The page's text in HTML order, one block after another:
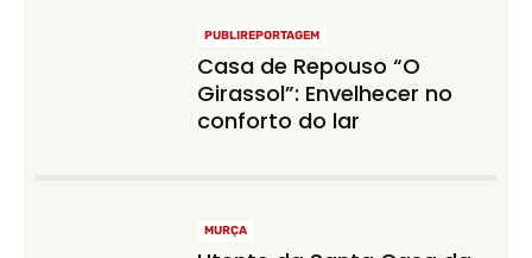
PUBLIREPORTAGEM
Casa de Repouso “O
Girassol”: Envelhecer no
conforto do lar
MURÇA